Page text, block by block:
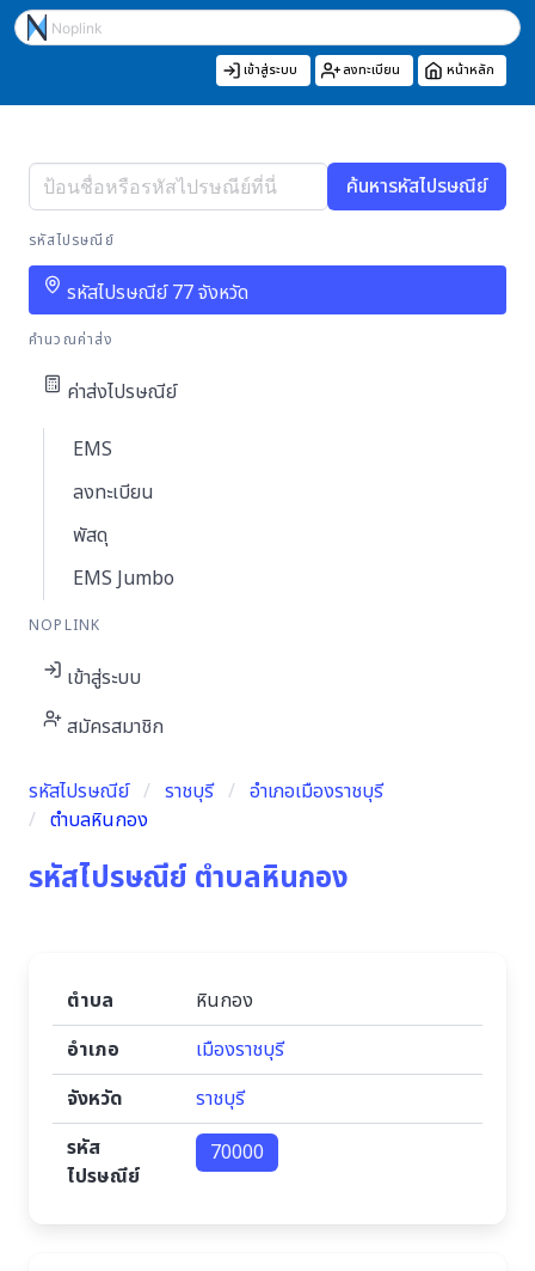
เข้าสู่ระบบ ลงทะเบียน หน้าหลัก
ค้นหารหัสไปรษณีย์
รหัสไปรษณีย์
รหัสไปรษณีย์ 77 จังหวัด
คำนวณค่าส่ง
ค่าส่งไปรษณีย์
EMS
ลงทะเบียน
พัสดุ
EMS Jumbo
NOPLINK
เข้าสู่ระบบ
สมัครสมาชิก
รหัสไปรษณีย์ ราชบุรี
อำเภอเมืองราชบุรี
ตำบลหินกอง
รหัสไปรษณีย์ ตำบลหินกอง
ตำบล
หินกอง
อำเภอ
เมืองราชบุรี
จังหวัด
ราชบุรี
รหัส
ไปรษณีย์
70000